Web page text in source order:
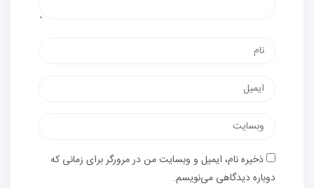
ذخیره نام، ایمیل و وبسایت من در مرورگر برای زمانی که
دوباره دیدگاهی می‌نویسم.